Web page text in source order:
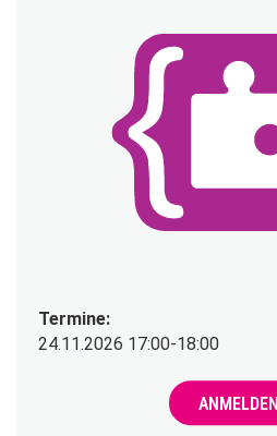
Termine:
24.11.2026 17:00-18:00
ANMELDEN